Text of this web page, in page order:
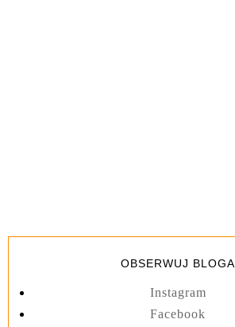
OBSERWUJ BLOGA
Instagram
Facebook